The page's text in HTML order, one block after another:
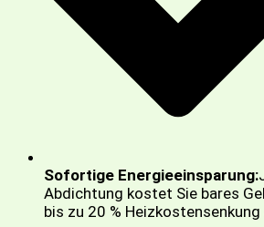
Sofortige Energieeinsparung:
Abdichtung kostet Sie bares
bis zu 20 %